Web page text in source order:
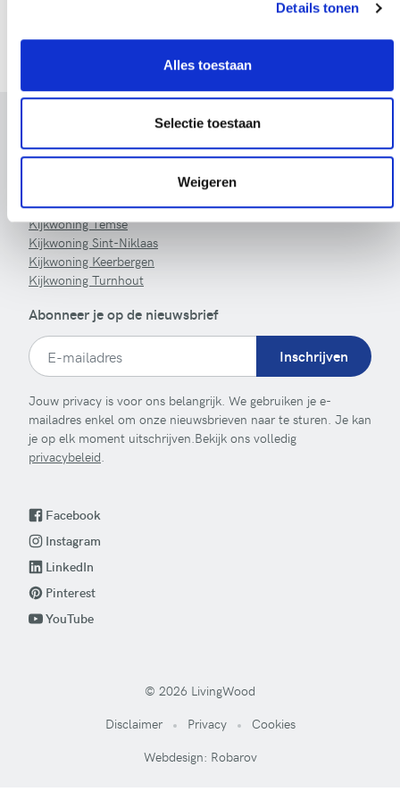
Details tonen
Alles toestaan
Selectie toestaan
Weigeren
beschadigd worden door een virus dat werd doorgegeven of
geactiveerd via het systeem of de toegang tot het systeem.
Achterstenhoek 42
Kijkwoning Temse
Kijkwoning Sint-Niklaas
Kijkwoning Keerbergen
Kijkwoning Turnhout
Abonneer je op de nieuwsbrief
Inschrijven
Jouw privacy is voor ons belangrijk. We gebruiken je e-
mailadres enkel om onze nieuwsbrieven naar te sturen. Je kan
je op elk moment uitschrijven.Bekijk ons volledig
privacybeleid.
Facebook
Instagram
LinkedIn
Pinterest
YouTube
© 2026 LivingWood
Disclaimer
Privacy
Cookies
Webdesign: Robarov